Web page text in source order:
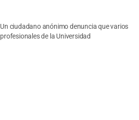
Un ciudadano anónimo denuncia que varios
profesionales de la Universidad